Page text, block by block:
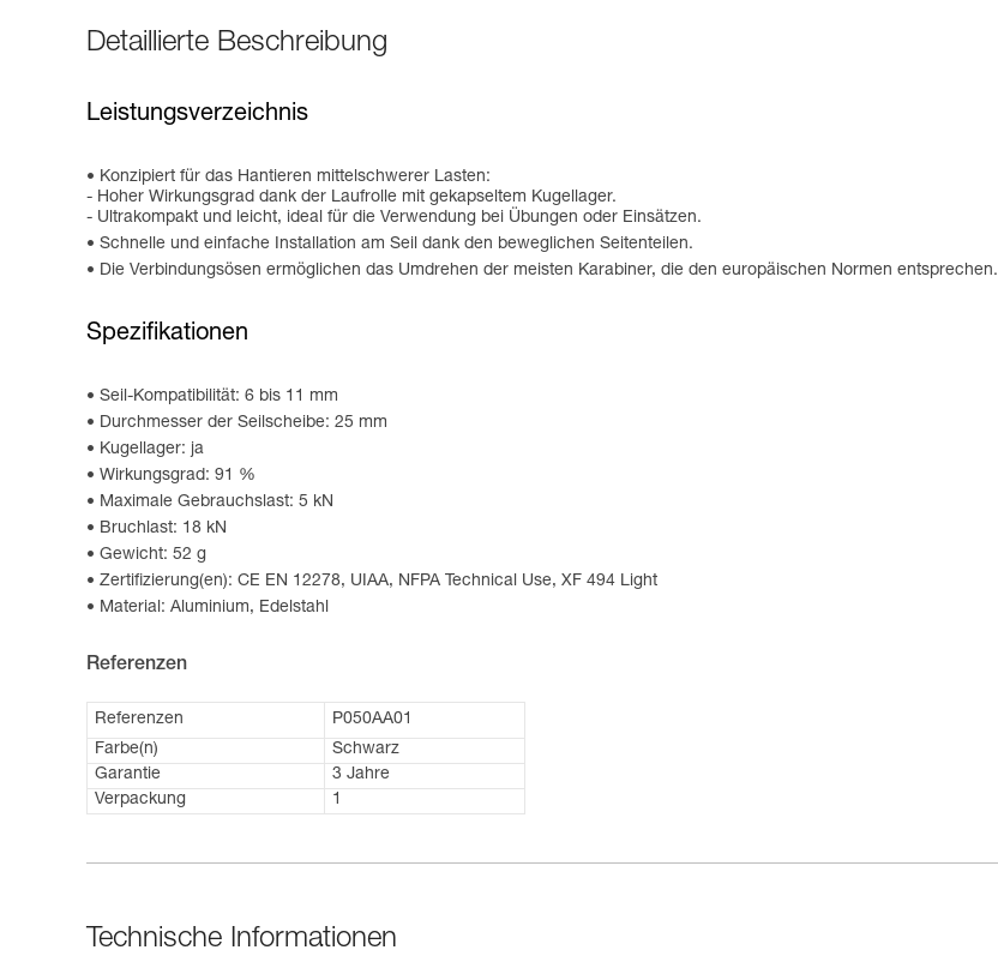
Detaillierte Beschreibung
Leistungsverzeichnis
Konzipiert für das Hantieren mittelschwerer Lasten:
- Hoher Wirkungsgrad dank der Laufrolle mit gekapseltem Kugellager.
- Ultrakompakt und leicht, ideal für die Verwendung bei Übungen oder Einsätzen.
Schnelle und einfache Installation am Seil dank den beweglichen Seitenteilen.
Die Verbindungsösen ermöglichen das Umdrehen der meisten Karabiner, die den europäischen Normen entsprechen.
Spezifikationen
Seil-Kompatibilität: 6 bis 11 mm
Durchmesser der Seilscheibe: 25 mm
Kugellager: ja
Wirkungsgrad: 91 %
Maximale Gebrauchslast: 5 kN
Bruchlast: 18 kN
Gewicht: 52 g
Zertifizierung(en): CE EN 12278, UIAA, NFPA Technical Use, XF 494 Light
Material: Aluminium, Edelstahl
Referenzen
Referenzen
P050AA01
Farbe(n)
Schwarz
Garantie
3 Jahre
Verpackung
1
Technische Informationen